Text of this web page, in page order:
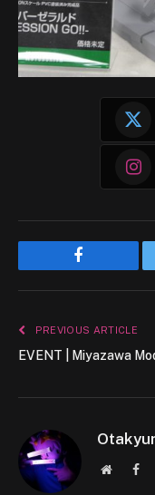
Facebook
PREVIOUS ARTICLE
EVENT | Miyazawa
Website